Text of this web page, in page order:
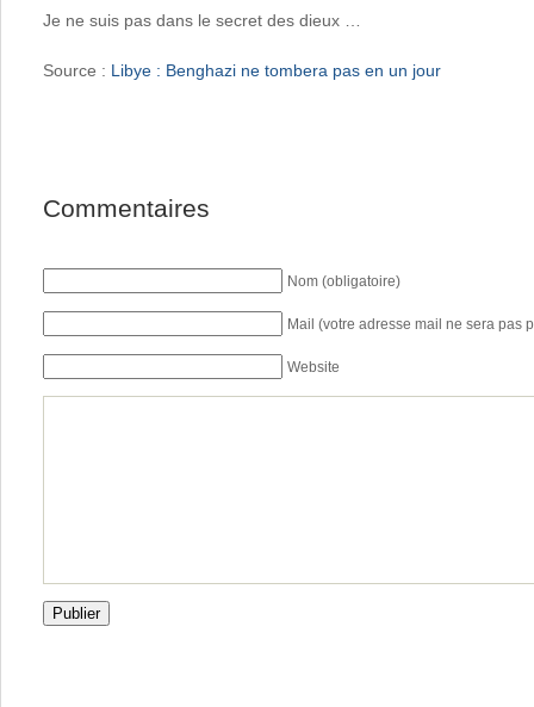
Je ne suis pas dans le secret des dieux …
Source : Libye : Benghazi ne tombera pas en un jour
Commentaires
Nom (obligatoire)
Mail (votre adresse mail ne sera pas
Website